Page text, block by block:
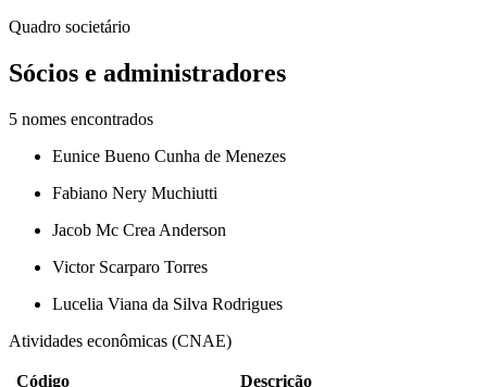
Quadro societário
Sócios e administradores
5 nomes encontrados
Eunice Bueno Cunha de Menezes
Fabiano Nery Muchiutti
Jacob Mc Crea Anderson
Victor Scarparo Torres
Lucelia Viana da Silva Rodrigues
Atividades econômicas (CNAE)
Código
Descrição